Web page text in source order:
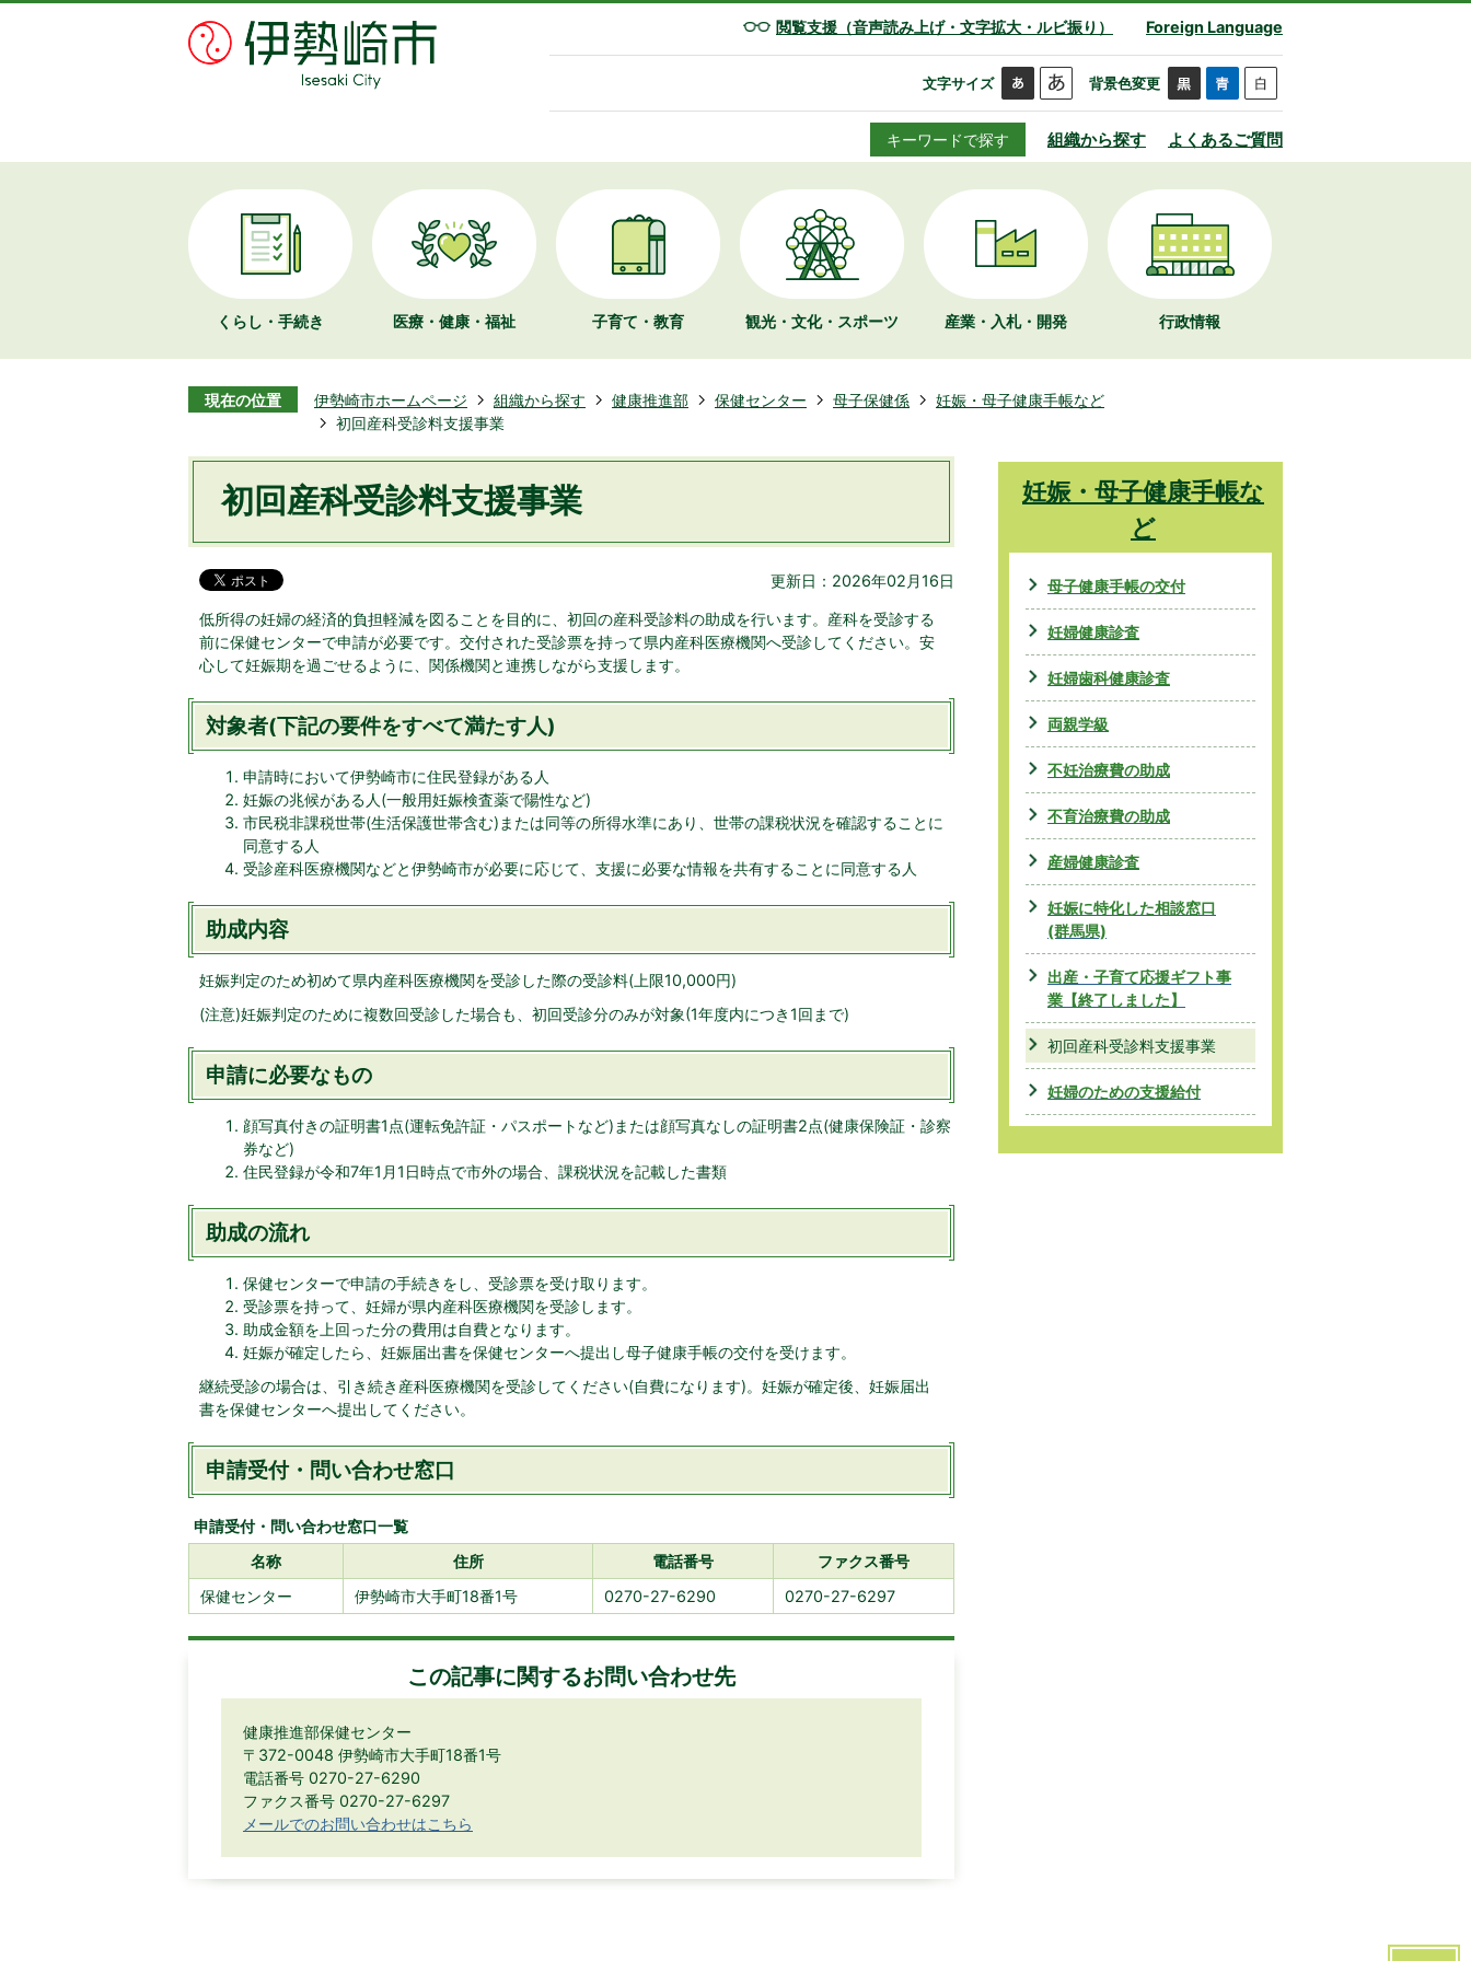
閲覧支援（音声読み上げ・文字拡大・ルビ振り） Foreign Language
文字サイズ 背景色変更
キーワードで探す 組織から探す よくあるご質問
くらし・手続き 医療・健康・福祉 子育て・教育 観光・文化・ スポーツ 産業・入札・開発 行政情報
現在の位置 伊勢崎市ホームページ 組織から探す 健康推進部 保健センター 母子保健係
妊娠・母子健康手帳など
初回産科受診料支援事業
初回産科受診料支援事業
更新日：2026年02月16日
低所得の妊婦の経済的負担軽減を図ることを目的に、初回の産科受診料の助成を行います。産科を受診する
前に保健センターで申請が必要です。交付された受診票を持って県内産科医療機関へ受診してください。安
心して妊娠期を過ごせるように、関係機関と連携しながら支援します。
対象者(下記の要件をすべて満たす人)
申請時において伊勢崎市に住民登録がある人
妊娠の兆候がある人(一般用妊娠検査薬で陽性など)
市民税非課税世帯(生活保護世帯含む)または同等の所得水準にあり、世帯の課税状況を確認することに
同意する人
受診産科医療機関などと伊勢崎市が必要に応じて、支援に必要な情報を共有することに同意する人
助成内容
妊娠判定のため初めて県内産科医療機関を受診した際の受診料(上限10,000円)
(注意)妊娠判定のために複数回受診した場合も、初回受診分のみが対象(1年度内につき1回まで)
申請に必要なもの
顔写真付きの証明書1点(運転免許証・パスポートなど)または顔写真なしの証明書2点(健康保険証・診察
券など)
住民登録が令和7年1月1日時点で市外の場合、課税状況を記載した書類
助成の流れ
保健センターで申請の手続きをし、受診票を受け取ります。
受診票を持って、妊婦が県内産科医療機関を受診します。
助成金額を上回った分の費用は自費となります。
妊娠が確定したら、妊娠届出書を保健センターへ提出し母子健康手帳の交付を受けます。
継続受診の場合は、引き続き産科医療機関を受診してください(自費になります)。妊娠が確定後、妊娠届出
書を保健センターへ提出してください。
申請受付・問い合わせ窓口
申請受付・問い合わせ窓口一覧
名称
住所 電話番号
ファクス番号
保健センター
伊勢崎市大手町18番1号 0270-27-6290 0270-27-6297
この記事に関するお問い合わせ先
健康推進部保健センター
〒372-0048 伊勢崎市大手町18番1号
電話番号 0270-27-6290
ファクス番号 0270-27-6297
メールでのお問い合わせはこちら
妊娠・母子健康手帳な
ど
母子健康手帳の交付
妊婦健康診査
妊婦歯科健康診査
両親学級
不妊治療費の助成
不育治療費の助成
産婦健康診査
妊娠に特化した相談窓口
(群馬県)
出産・子育て応援ギフト事
業【終了しました】
初回産科受診料支援事業
妊婦のための支援給付